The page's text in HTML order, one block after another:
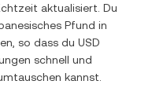
aktualisiert. Du
Pfund in
so dass du USD
schnell und
kannst.